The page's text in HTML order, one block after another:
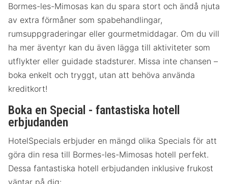
Bormes-les-Mimosas kan du spara stort och ändå njuta
av extra förmåner som spabehandlingar,
rumsuppgraderingar eller gourmetmiddagar. Om du vill
ha mer äventyr kan du även lägga till aktiviteter som
utflykter eller guidade stadsturer. Missa inte chansen –
boka enkelt och tryggt, utan att behöva använda
kreditkort!
Boka en Special - fantastiska hotell
erbjudanden
HotelSpecials erbjuder en mängd olika Specials för att
göra din resa till Bormes-les-Mimosas hotell perfekt.
Dessa fantastiska hotell erbjudanden inklusive frukost
väntar på dig: